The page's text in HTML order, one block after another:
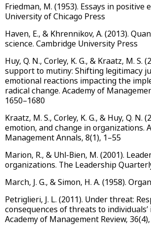
Friedman, M. (1953). Essays in positive
University of Chicago Press
Haven, E., & Khrennikov, A. (2013).
science. Cambridge University Press
Huy, Q. N., Corley, K. G., & Kraatz, M. S.
support to mutiny: Shifting legitimacy
emotional reactions impacting the
radical change. Academy of
1650–1680
Kraatz, M. S., Corley, K. G., & Huy, Q. N.
emotion, and change in organizations.
Management Annals, 8(1), 1–55
Marion, R., & Uhl-Bien, M. (2001).
organizations. The Leadership
March, J. G., & Simon, H. A. (1958).
Petriglieri, J. L. (2011). Under threat:
consequences of threats to individuals’
Academy of Management Review,